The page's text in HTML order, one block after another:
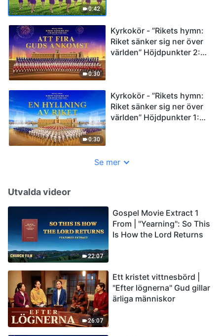
0:42
0:30
Kyrkokör - ”Rikets hymn:
Riket sänker sig ner över
världen” Höjdpunkter 2:
0:30
Kyrkokör - ”Rikets hymn:
Riket sänker sig ner över
världen” Höjdpunkter 1:
Se mer
Utvalda videor
22:07
Gospel Movie Extract 1
From | "Yearning": So This
Is How the Lord Returns
26:07
Ett kristet vittnesbörd |
"Efter lögnerna" Gud gillar
ärliga människor